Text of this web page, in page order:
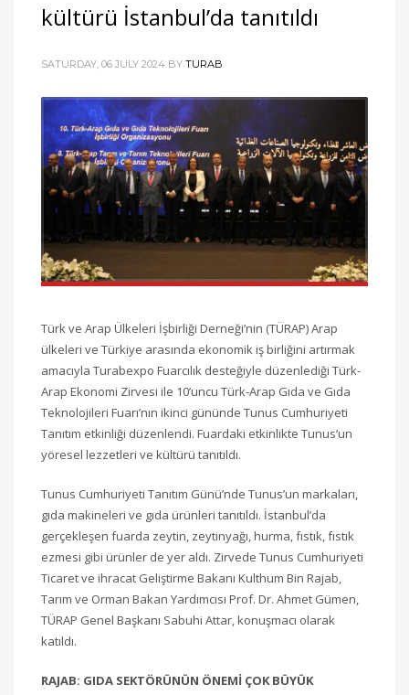
kültürü İstanbul’da tanıtıldı
SATURDAY, 06 JULY 2024 BY TURAB
Türk ve Arap Ülkeleri İşbirliği Derneği’nin (TÜRAP) Arap
ülkeleri ve Türkiye arasında ekonomik iş birliğini artırmak
amacıyla Turabexpo Fuarcılık desteğiyle düzenlediği Türk-
Arap Ekonomi Zirvesi ile 10’uncu Türk-Arap Gıda ve Gıda
Teknolojileri Fuarı’nın ikinci gününde Tunus Cumhuriyeti
Tanıtım etkinliği düzenlendi. Fuardaki etkinlikte Tunus’un
yöresel lezzetleri ve kültürü tanıtıldı.
Tunus Cumhuriyeti Tanıtım Günü’nde Tunus’un markaları,
gıda makineleri ve gıda ürünleri tanıtıldı. İstanbul’da
gerçekleşen fuarda zeytin, zeytinyağı, hurma, fıstık, fıstık
ezmesi gibi ürünler de yer aldı. Zirvede Tunus Cumhuriyeti
Ticaret ve ihracat Geliştirme Bakanı Kulthum Bin Rajab,
Tarım ve Orman Bakan Yardımcısı Prof. Dr. Ahmet Gümen,
TÜRAP Genel Başkanı Sabuhi Attar, konuşmacı olarak
katıldı.
RAJAB: GIDA SEKTÖRÜNÜN ÖNEMİ ÇOK BÜYÜK